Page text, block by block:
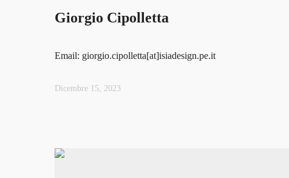
Giorgio Cipolletta
Email: giorgio.cipolletta[at]isiadesign.pe.it
Dicembre 15, 2023